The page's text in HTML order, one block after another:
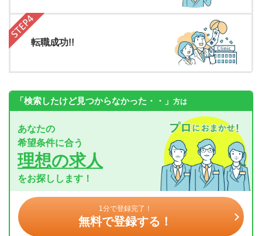
転職成功!!
「検索したけど見つからなかった・・」 方は
あなたの
希望条件に合う
理想の求人
をお探しします！
1分で登録完了！
無料で登録する！